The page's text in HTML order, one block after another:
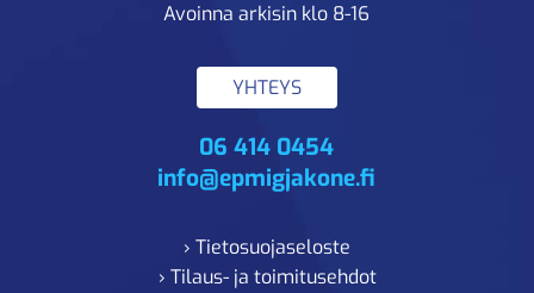
Avoinna arkisin klo 8-16
YHTEYS
06 414 0454
info@epmigjakone.fi
› Tietosuojaseloste
› Tilaus- ja toimitusehdot